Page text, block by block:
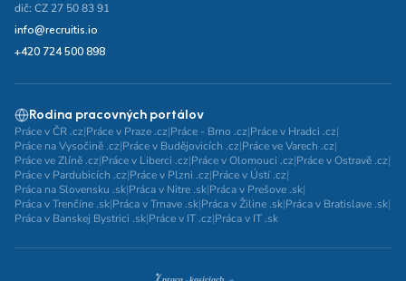
dič: CZ 27 50 83 91
info@recruitis.io
+420 724 500 898
Rodina pracovných portálov
Práce v ČR .cz|Práce v Praze .cz|Práce - Brno .cz|Práce v Hradci .cz|
Práce na Vysočině .cz|Práce v Budějovicích .cz|Práce ve Varech .cz|
Práce ve Zlíně .cz|Práce v Liberci .cz|Práce v Olomouci .cz|Práce v Ostravě .cz|
Práce v Pardubicích .cz|Práce v Plzni .cz|Práce v Ústí .cz|
Práca na Slovensku .sk|Práca v Nitre .sk|Práca v Prešove .sk|
Práca v Trenčíne .sk|Práca v Trnave .sk|Práca v Žiline .sk|Práca v Bratislave .sk|
Práca v Banskej Bystrici .sk|Práce v IT .cz|Práca v IT .sk